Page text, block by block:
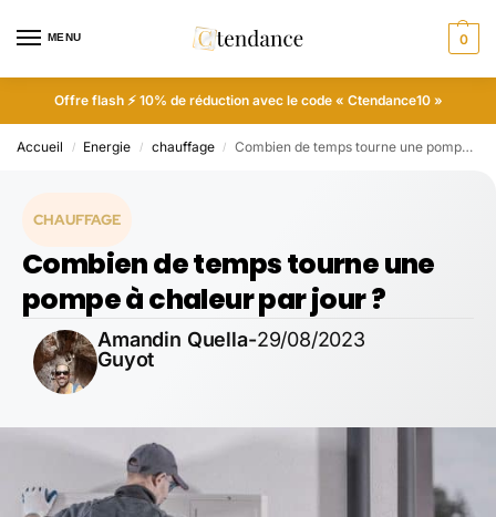
MENU 0
Offre flash ⚡ 10% de réduction avec le code « Ctendance10 »
Accueil / Energie / chauffage / Combien de temps tourne une pompe à chaleur par jour ?
CHAUFFAGE
Combien de temps tourne une
pompe à chaleur par jour ?
Amandin Quella-
Guyot
29/08/2023